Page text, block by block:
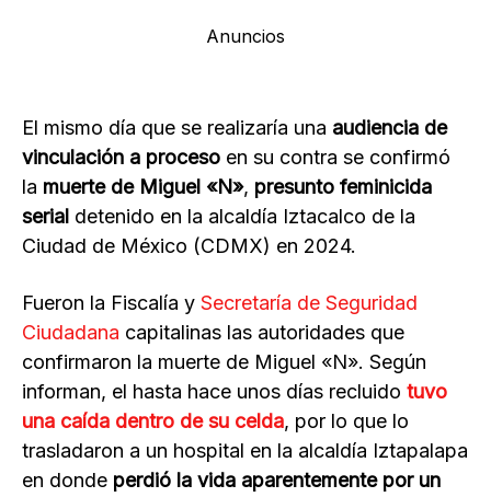
Anuncios
El mismo día que se realizaría una audiencia de
vinculación a proceso en su contra se confirmó
la muerte de Miguel «N», presunto feminicida
serial detenido en la alcaldía Iztacalco de la
Ciudad de México (CDMX) en 2024.
Fueron la Fiscalía y Secretaría de Seguridad
Ciudadana capitalinas las autoridades que
confirmaron la muerte de Miguel «N». Según
informan, el hasta hace unos días recluido tuvo
una caída dentro de su celda, por lo que lo
trasladaron a un hospital en la alcaldía Iztapalapa
en donde perdió la vida aparentemente por un